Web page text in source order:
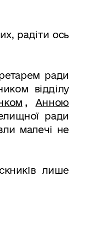
радіти ось
ради
відділу
, Анною
ради
малечі не
лише